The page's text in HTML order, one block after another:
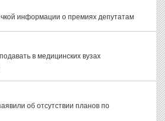
информации о премиях депутатам
в медицинских вузах
об отсутствии планов по